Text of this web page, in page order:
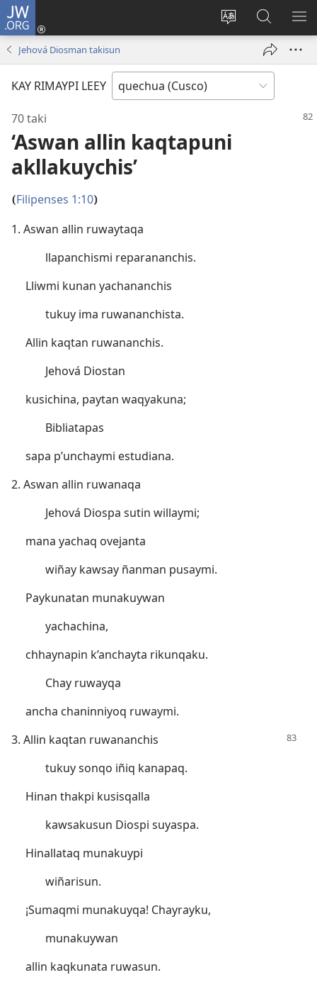
JW.ORG
Direccionpi
Sutiykiwan
jaykuy
nueva
JW.ORG
nisqapi
maskhay
Jehová Diosman takisun
KAY RIMAYPI LEEY
70 taki
‘Aswan allin kaqtapuni
akllakuychis’
(Filipenses 1:10)
1. Aswan allin ruwaytaqa
llapanchismi reparananchis.
Lliwmi kunan yachananchis
tukuy ima ruwananchista.
Allin kaqtan ruwananchis.
Jehová Diostan
kusichina, paytan waqyakuna;
Bibliatapas
sapa p’unchaymi estudiana.
2. Aswan allin ruwanaqa
Jehová Diospa sutin willaymi;
mana yachaq ovejanta
wiñay kawsay ñanman pusaymi.
Paykunatan munakuywan
yachachina,
chhaynapin k’anchayta rikunqaku.
Chay ruwayqa
ancha chaninniyoq ruwaymi.
3. Allin kaqtan ruwananchis
tukuy sonqo iñiq kanapaq.
Hinan thakpi kusisqalla
kawsakusun Diospi suyaspa.
Hinallataq munakuypi
wiñarisun.
¡Sumaqmi munakuyqa! Chayrayku,
munakuywan
allin kaqkunata ruwasun.